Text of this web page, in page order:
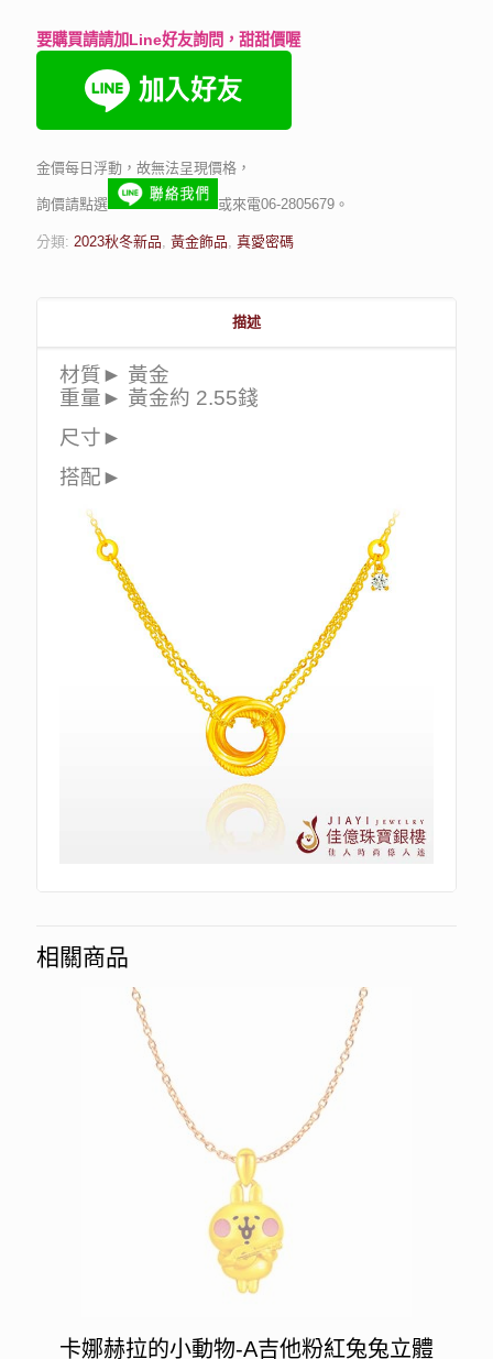
要購買請請加Line好友詢問，甜甜價喔
金價每日浮動，故無法呈現價格，
詢價請點選 或來電06-2805679。
分類: 2023秋冬新品, 黃金飾品, 真愛密碼
描述
材質► 黃金
重量► 黃金約 2.55錢
尺寸►
搭配►
相關商品
卡娜赫拉的小動物-A吉他粉紅兔兔立體